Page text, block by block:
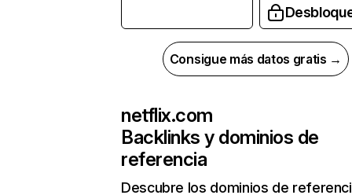
Consigue más datos gratis →
netflix.com
Backlinks y dominios de
referencia
Descubre los dominios de